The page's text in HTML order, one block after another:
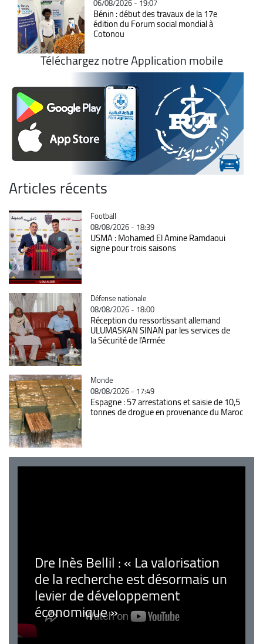
06/08/2026 - 19:07
Bénin : début des travaux de la 17e
édition du Forum social mondial à
Cotonou
Téléchargez notre Application mobile
Articles récents
Catégorie
Football
08/08/2026 - 18:39
USMA : Mohamed El Amine Ramdaoui
signe pour trois saisons
Catégorie
Défense nationale
08/08/2026 - 18:00
Réception du ressortissant allemand
ULUMASKAN SINAN par les services de
la Sécurité de l’Armée
Catégorie
Monde
08/08/2026 - 17:49
Espagne : 57 arrestations et saisie de 10,5
tonnes de drogue en provenance du Maroc
Dre Inès Bellil : « La valorisation
de la recherche est désormais un
levier de développement
économique »